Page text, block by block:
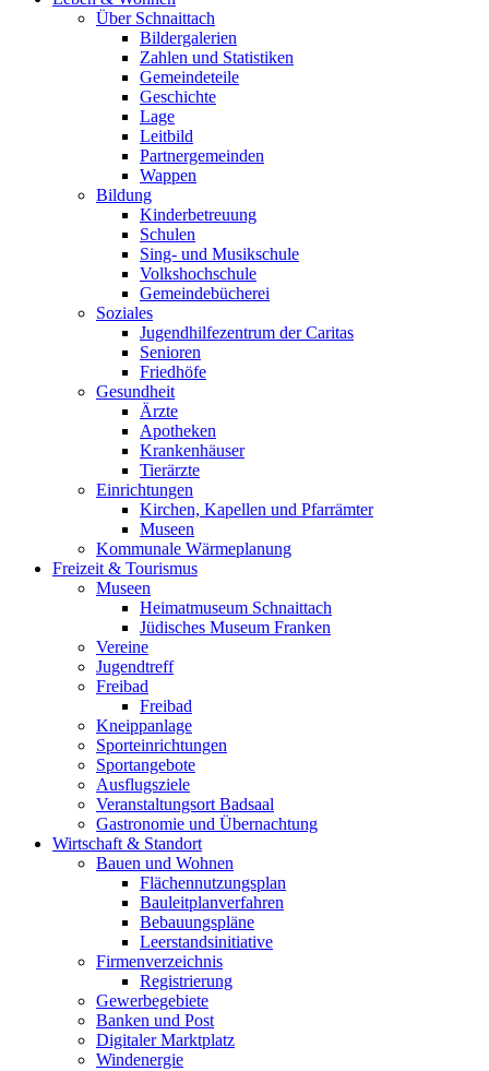
Über Schnaittach
Bildergalerien
Zahlen und Statistiken
Gemeindeteile
Geschichte
Lage
Leitbild
Partnergemeinden
Wappen
Bildung
Kinderbetreuung
Schulen
Sing- und Musikschule
Volkshochschule
Gemeindebücherei
Soziales
Jugendhilfezentrum der Caritas
Senioren
Friedhöfe
Gesundheit
Ärzte
Apotheken
Krankenhäuser
Tierärzte
Einrichtungen
Kirchen, Kapellen und Pfarrämter
Museen
Kommunale Wärmeplanung
Freizeit & Tourismus
Museen
Heimatmuseum Schnaittach
Jüdisches Museum Franken
Vereine
Jugendtreff
Freibad
Freibad
Kneippanlage
Sporteinrichtungen
Sportangebote
Ausflugsziele
Veranstaltungsort Badsaal
Gastronomie und Übernachtung
Wirtschaft & Standort
Bauen und Wohnen
Flächennutzungsplan
Bauleitplanverfahren
Bebauungspläne
Leerstandsinitiative
Firmenverzeichnis
Registrierung
Gewerbegebiete
Banken und Post
Digitaler Marktplatz
Windenergie